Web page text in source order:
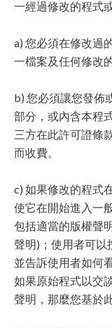
一經過修改的程式
a) 您必須在修改過
一檔案及任何修改
b) 您必須讓您發佈
部分，或內含本程
三方在此許可證條
而收費。
c) 如果修改的程式
使它在開始進入一
包括適當的版權聲
聲明)；使用者可以
並告訴使用者如何
如果原始程式以交
聲明，那麼您基於